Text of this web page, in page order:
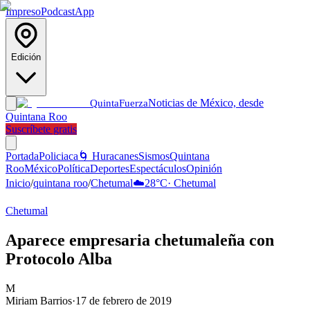
ImpresoPodcastApp
Edición
QuintaFuerzaNoticias de México, desde
Quintana Roo
Suscríbete gratis
PortadaPoliciaca 🌀 HuracanesSismosQuintana
RooMéxicoPolíticaDeportesEspectáculosOpinión
Inicio/quintana roo/Chetumal☁️28°C· Chetumal
Chetumal
Aparece empresaria chetumaleña con
Protocolo Alba
M
Miriam Barrios·17 de febrero de 2019